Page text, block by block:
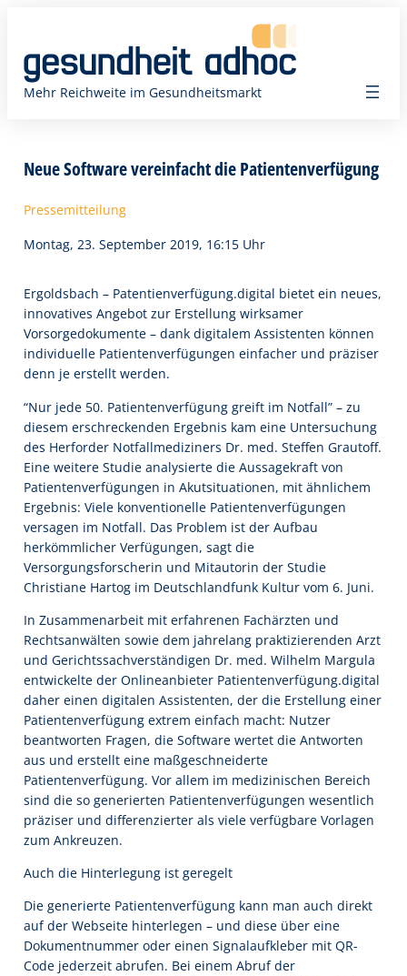
springen
Mehr Reichweite im Gesundheitsmarkt
Neue Software vereinfacht die Patientenverfügung
Pressemitteilung
Montag, 23. September 2019, 16:15 Uhr
Ergoldsbach – Patentienverfügung.digital bietet ein neues,
innovatives Angebot zur Erstellung wirksamer
Vorsorgedokumente – dank digitalem Assistenten können
individuelle Patientenverfügungen einfacher und präziser
denn je erstellt werden.
“Nur jede 50. Patientenverfügung greift im Notfall” – zu
diesem erschreckenden Ergebnis kam eine Untersuchung
des Herforder Notfallmediziners Dr. med. Steffen Grautoff.
Eine weitere Studie analysierte die Aussagekraft von
Patientenverfügungen in Akutsituationen, mit ähnlichem
Ergebnis: Viele konventionelle Patientenverfügungen
versagen im Notfall. Das Problem ist der Aufbau
herkömmlicher Verfügungen, sagt die
Versorgungsforscherin und Mitautorin der Studie
Christiane Hartog im Deutschlandfunk Kultur vom 6. Juni.
In Zusammenarbeit mit erfahrenen Fachärzten und
Rechtsanwälten sowie dem jahrelang praktizierenden Arzt
und Gerichtssachverständigen Dr. med. Wilhelm Margula
entwickelte der Onlineanbieter Patientenverfügung.digital
daher einen digitalen Assistenten, der die Erstellung einer
Patientenverfügung extrem einfach macht: Nutzer
beantworten Fragen, die Software wertet die Antworten
aus und erstellt eine maßgeschneiderte
Patientenverfügung. Vor allem im medizinischen Bereich
sind die so generierten Patientenverfügungen wesentlich
präziser und differenzierter als viele verfügbare Vorlagen
zum Ankreuzen.
Auch die Hinterlegung ist geregelt
Die generierte Patientenverfügung kann man auch direkt
auf der Webseite hinterlegen – und diese über eine
Dokumentnummer oder einen Signalaufkleber mit QR-
Code jederzeit abrufen. Bei einem Abruf der